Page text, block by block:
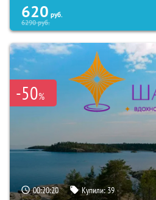
620 руб.
6290руб.
-50%
00:20:19 Купили:39